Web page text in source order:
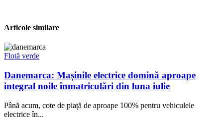
Articole similare
Flotă verde
Danemarca: Mașinile electrice domină aproape
integral noile înmatriculări din luna iulie
Până acum, cote de piață de aproape 100% pentru vehiculele
electrice în...